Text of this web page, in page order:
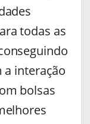
todas as
a interação
bolsas